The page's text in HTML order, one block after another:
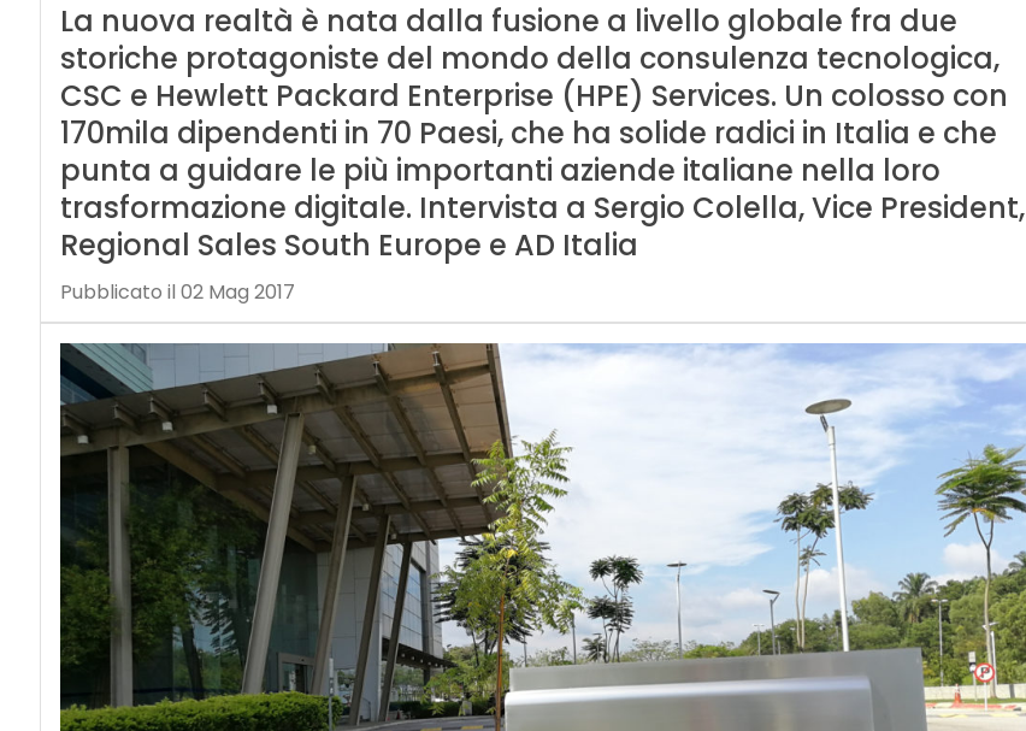
La nuova realtà è nata dalla fusione a livello globale fra due
storiche protagoniste del mondo della consulenza tecnologica,
CSC e Hewlett Packard Enterprise (HPE) Services. Un colosso con
170mila dipendenti in 70 Paesi, che ha solide radici in Italia e che
punta a guidare le più importanti aziende italiane nella loro
trasformazione digitale. Intervista a Sergio Colella, Vice President,
Regional Sales South Europe e AD Italia
Pubblicato il 02 Mag 2017